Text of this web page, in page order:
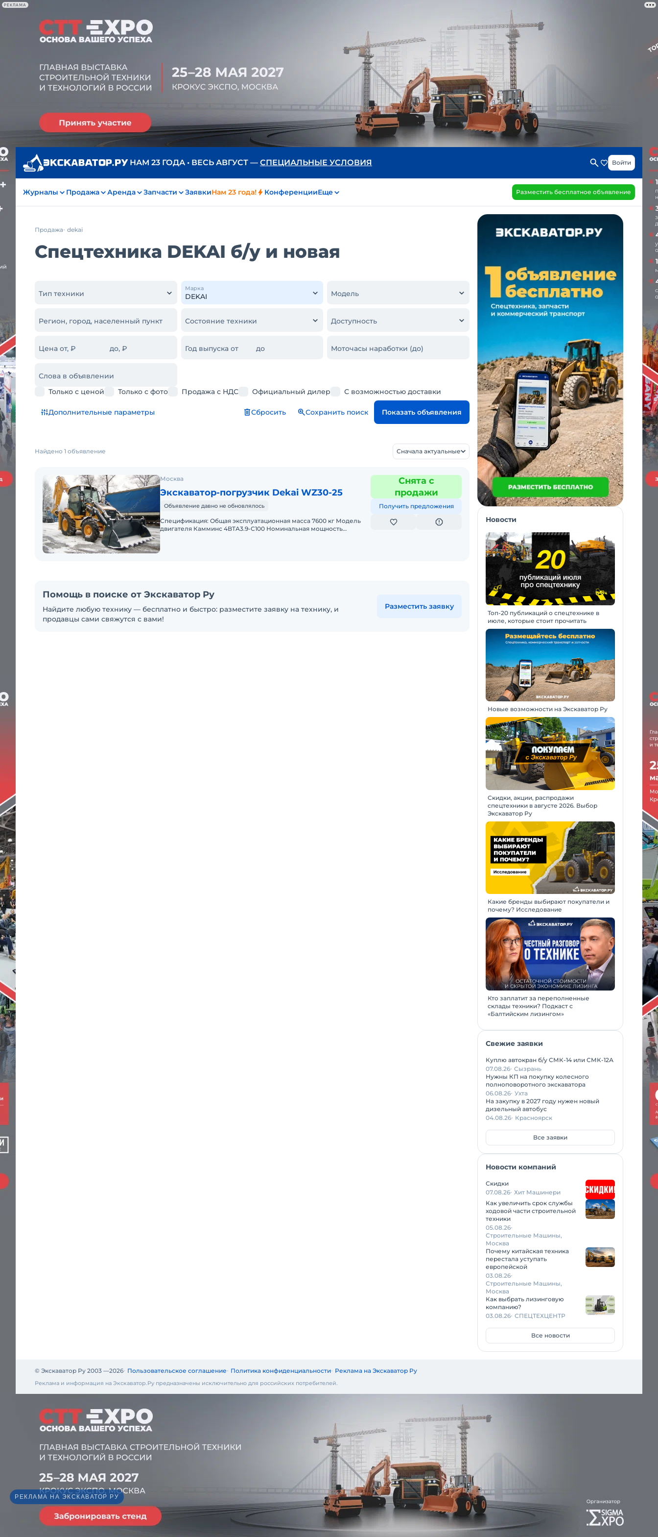
РЕКЛАМА
НАМ 23 ГОДА • ВЕСЬ АВГУСТ — СПЕЦИАЛЬНЫЕ УСЛОВИЯ Войти
Журналы Продажа Аренда Запчасти ЗаявкиНам 23 года! КонференцииЕще Разместить бесплатное объявление
Продажа dekai
Спецтехника DEKAI б/у и новая
Тип техники
Марка
Модель
Регион, город, населенный пункт Состояние техники Доступность
Цена от, ₽ до, ₽ Год выпуска от до Моточасы наработки (до)
Слова в объявлении
Только с ценой
Только с фото Продажа с НДС Официальный дилер С возможностью доставки
Дополнительные параметры Сбросить Сохранить поиск Показать объявления
Найдено 1 объявление Сначала актуальные
Москва
Экскаватор-погрузчик Dekai WZ30-25
Объявление давно не обновлялось
Спецификация: Общая эксплуатационная масса 7600 кг Модель
двигателя Камминс 4BTA3.9-C100 Номинальная мощность
Снята с
продажи
Получить предложения
Помощь в поиске от Экскаватор Ру
Найдите любую технику — бесплатно и быстро: разместите заявку на технику, и
продавцы сами свяжутся с вами!
Разместить заявку
Новости
Топ-20 публикаций о спецтехнике в
июле, которые стоит прочитать
Новые возможности на Экскаватор Ру
Скидки, акции, распродажи
спецтехники в августе 2026. Выбор
Экскаватор Ру
Какие бренды выбирают покупатели и
почему? Исследование
Кто заплатит за переполненные
склады техники? Подкаст с
«Балтийским лизингом»
Свежие заявки
Куплю автокран б/у СМК-14 или СМК-12А
07.08.26 Сызрань
Нужны КП на покупку колесного
полноповоротного экскаватора
06.08.26 Ухта
На закупку в 2027 году нужен новый
дизельный автобус
04.08.26 Красноярск
Все заявки
Новости компаний
Скидки
07.08.26 Хит Машинери
Как увеличить срок службы
ходовой части строительной
техники
05.08.26
Строительные Машины,
Москва
Почему китайская техника
перестала уступать
европейской
03.08.26
Строительные Машины,
Москва
Как выбрать лизинговую
компанию?
03.08.26 СПЕЦТЕХЦЕНТР
Все новости
© Экскаватор Ру 2003 —2026 Пользовательское соглашение Политика конфиденциальности Реклама на Экскаватор Ру
Реклама и информация на Экскаватор.Ру предназначены исключительно для российских потребителей.